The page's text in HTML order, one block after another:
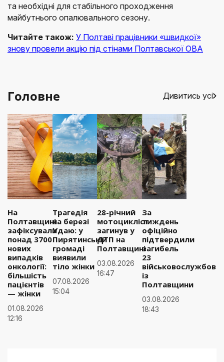
та необхідні для стабільного проходження
майбутнього опалювального сезону.
Читайте також: У Полтаві працівники «швидкої»
знову провели акцію під стінами Полтавської ОВА
Головне Дивитись усі
На
Полтавщині
зафіксували
понад 3700
нових
випадків
онкології:
більшість
пацієнтів
— жінки
01.08.2026
12:16
Трагедія
на березі
Удаю: у
Пирятинській
громаді
виявили
тіло жінки
07.08.2026
15:04
28-річний
мотоцикліст
загинув у
ДТП на
Полтавщині
03.08.2026
16:47
За
тиждень
офіційно
підтвердили
загибель
23
із
Полтавщини
03.08.2026
18:43